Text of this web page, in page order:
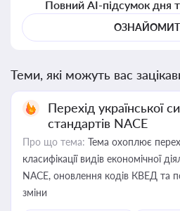
Повний AI-підсумок дня
Теми, які можуть вас
Перехід української
стандартів NACE
Про що тема: Тема охоплює
класифікації видів економічної
NACE, оновлення кодів КВЕД та
зміни